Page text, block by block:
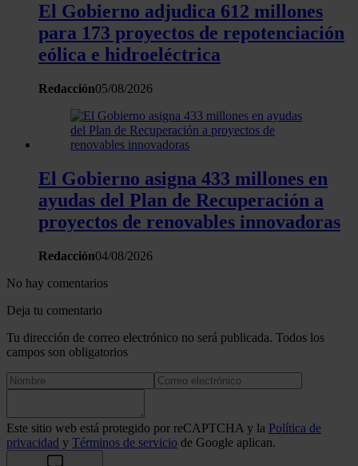
El Gobierno adjudica 612 millones
para 173 proyectos de repotenciación
eólica e hidroeléctrica
Redacción05/08/2026
El Gobierno asigna 433 millones en
ayudas del Plan de Recuperación a
proyectos de renovables innovadoras
Redacción04/08/2026
No hay comentarios
Deja tu comentario
Tu dirección de correo electrónico no será publicada. Todos los
campos son obligatorios
Este sitio web está protegido por reCAPTCHA y la Política de
privacidad y Términos de servicio de Google aplican.